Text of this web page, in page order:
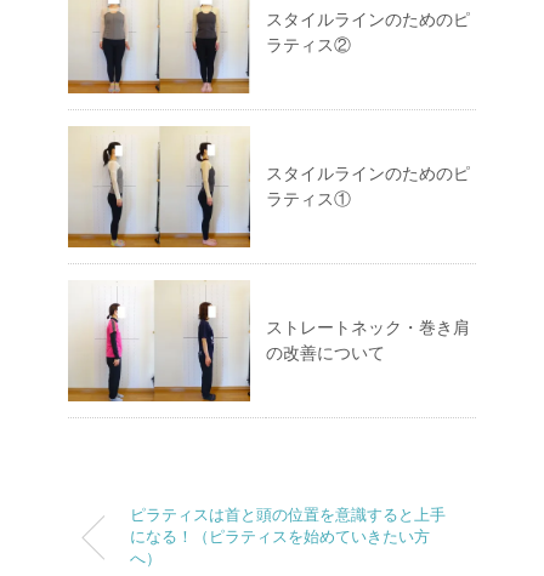
スタイルラインのためのピ
ラティス②
スタイルラインのためのピ
ラティス①
ストレートネック・巻き肩
の改善について
ピラティスは首と頭の位置を意識すると上手
になる！（ピラティスを始めていきたい方
へ）